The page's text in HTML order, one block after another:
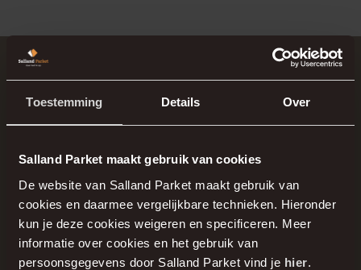
Toestemming Details Over
Salland Parket maakt gebruik van cookies
De website van Salland Parket maakt gebruik van
cookies en daarmee vergelijkbare technieken. Hieronder
kun je deze cookies weigeren en specificeren. Meer
informatie over cookies en het gebruik van
persoonsgegevens door Salland Parket vind je hier.